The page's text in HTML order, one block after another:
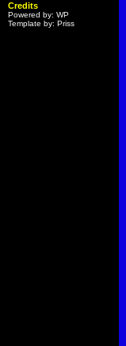
Credits
Powered by: WP
Template by: Priss